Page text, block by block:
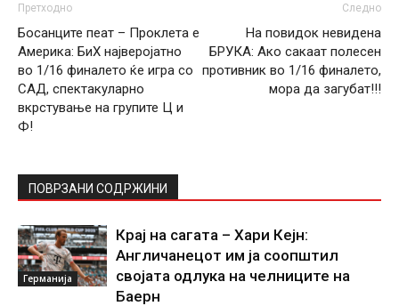
Претходно
Босанците пеат – Проклета е
Америка: БиХ најверојатно
во 1/16 финалето ќе игра со
САД, спектакуларно
вкрстување на групите Ц и
Ф!
Следно
На повидок невидена
БРУКА: Ако сакаат полесен
противник во 1/16 финалето,
мора да загубат!!!
ПОВРЗАНИ СОДРЖИНИ
Германија
Крај на сагата – Хари Кејн:
Англичанецот им ја соопштил
својата одлука на челниците на
Баерн